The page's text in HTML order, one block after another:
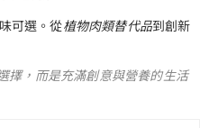
可選。從植物肉類替代品到創新
擇，而是充滿創意與營養的生活